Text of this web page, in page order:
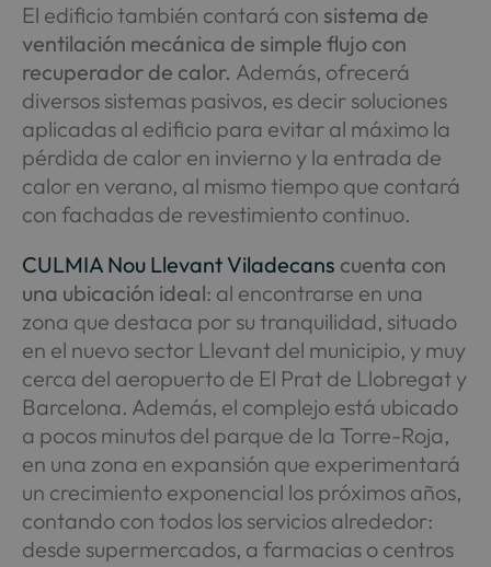
El edificio también contará con sistema de
ventilación mecánica de simple flujo con
recuperador de calor. Además, ofrecerá
diversos sistemas pasivos, es decir soluciones
aplicadas al edificio para evitar al máximo la
pérdida de calor en invierno y la entrada de
calor en verano, al mismo tiempo que contará
con fachadas de revestimiento continuo.
CULMIA Nou Llevant Viladecans cuenta con
una ubicación ideal: al encontrarse en una
zona que destaca por su tranquilidad, situado
en el nuevo sector Llevant del municipio, y muy
cerca del aeropuerto de El Prat de Llobregat y
Barcelona. Además, el complejo está ubicado
a pocos minutos del parque de la Torre-Roja,
en una zona en expansión que experimentará
un crecimiento exponencial los próximos años,
contando con todos los servicios alrededor:
desde supermercados, a farmacias o centros